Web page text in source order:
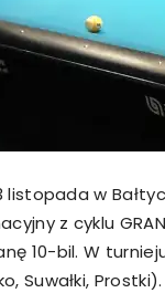
listopada w
z cyklu
10-bil. W
Suwałki, Prostki).